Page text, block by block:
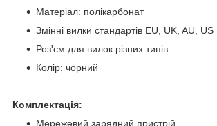
Матеріал: полікарбонат
Змінні вилки стандартів EU, UK, AU, US
Роз'єм для вилок різних типів
Колір: чорний
Комплектація:
Мережевий зарядний пристрій